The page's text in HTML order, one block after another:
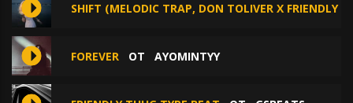
SHIFT (MELODIC TRAP, DON TOLIVER X FRIENDLY
FOREVER ОТ AYOMINTYY